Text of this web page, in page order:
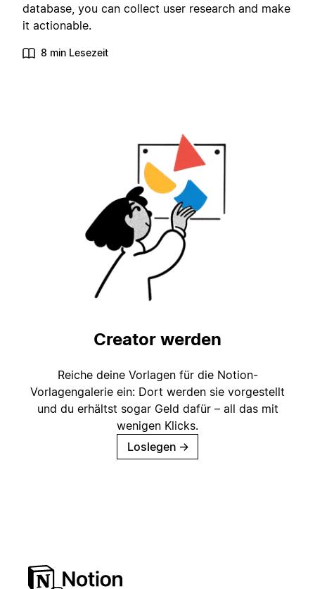
database, you can collect user research and make
it actionable.
8 min Lesezeit
Creator werden
Reiche deine Vorlagen für die Notion-
Vorlagengalerie ein: Dort werden sie vorgestellt
und du erhältst sogar Geld dafür – all das mit
wenigen Klicks.
Loslegen →